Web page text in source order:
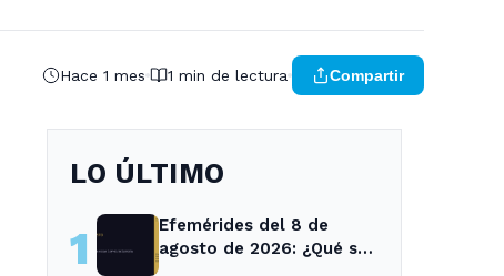
Hace 1 mes 1 min de lectura Compartir
LO ÚLTIMO
1
Efemérides del 8 de
agosto de 2026: ¿Qué se